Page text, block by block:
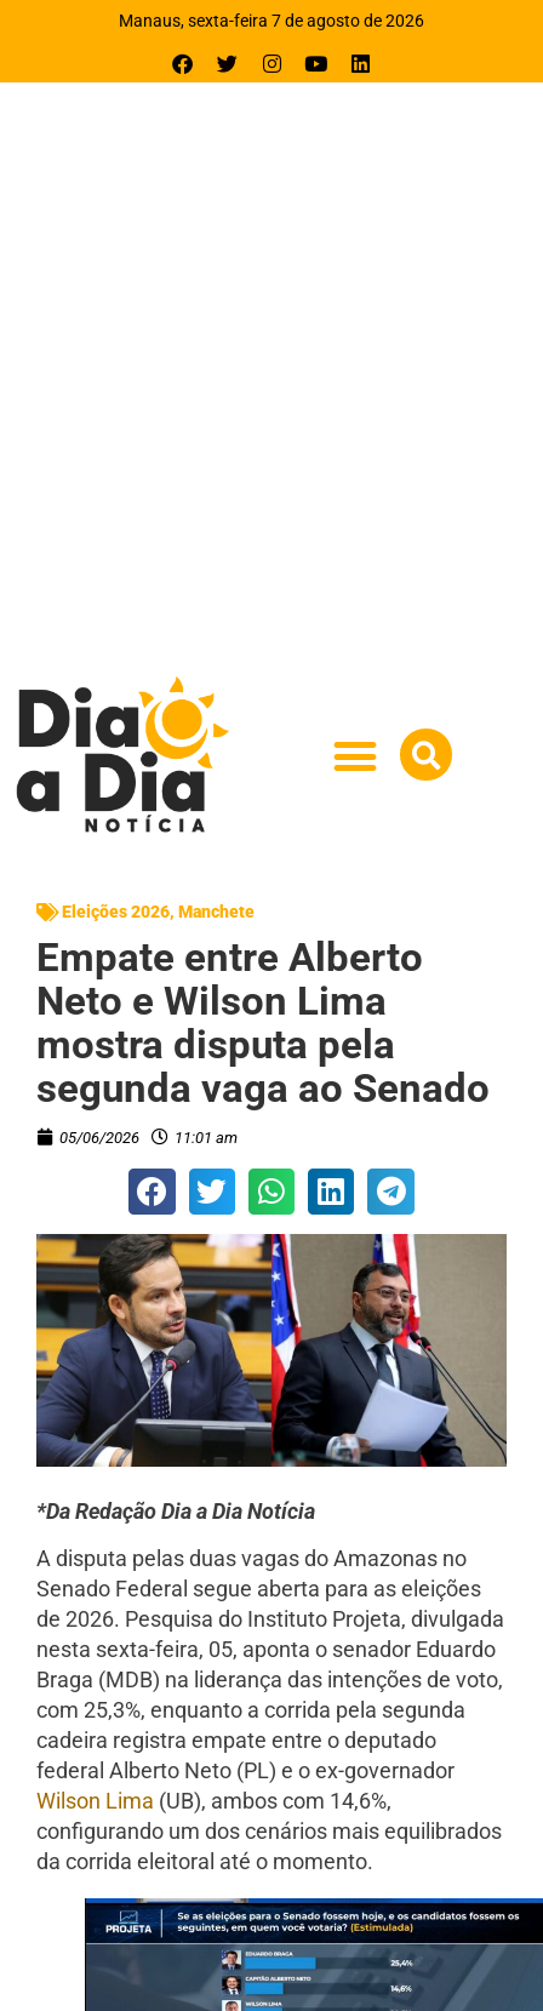
Manaus, sexta-feira 7 de agosto de 2026
Eleições 2026, Manchete
Empate entre Alberto
Neto e Wilson Lima
mostra disputa pela
segunda vaga ao Senado
05/06/2026 11:01 am
*Da Redação Dia a Dia Notícia
A disputa pelas duas vagas do Amazonas no
Senado Federal segue aberta para as eleições
de 2026. Pesquisa do Instituto Projeta, divulgada
nesta sexta-feira, 05, aponta o senador Eduardo
Braga (MDB) na liderança das intenções de voto,
com 25,3%, enquanto a corrida pela segunda
cadeira registra empate entre o deputado
federal Alberto Neto (PL) e o ex-governador
Wilson Lima (UB), ambos com 14,6%,
configurando um dos cenários mais equilibrados
da corrida eleitoral até o momento.